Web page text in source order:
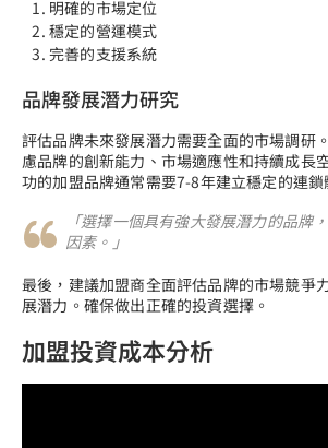
明確的市場定位
穩定的營運模式
完善的支援系統
品牌發展潛力研究
評估品牌未來發展潛力需要全面的市場調研
慮品牌的創新能力、市場適應性和持續成長
功的加盟品牌通常需要7-8年建立穩定的連鎖
「選擇一個具有強大發展潛力的品牌
因素。」
最後，建議加盟商全面評估品牌的市場競爭
展潛力。確保做出正確的投資選擇。
加盟投資成本分析